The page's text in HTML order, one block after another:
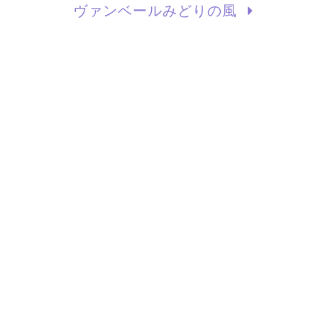
ヴァンベールみどりの風